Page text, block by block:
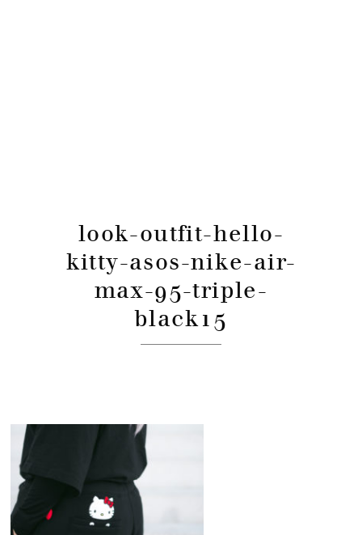
look-outfit-hello-
kitty-asos-nike-air-
max-95-triple-
black15